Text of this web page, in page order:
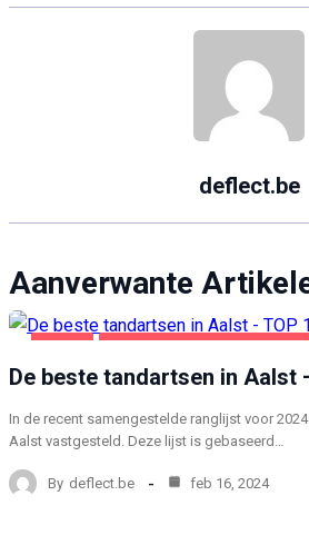
deflect.be
Aanverwante
De beste tandartsen in Aalst
In de recent samengestelde ranglijst voor
Aalst vastgesteld. Deze lijst is gebaseerd…
By deflect.be feb 16, 2024